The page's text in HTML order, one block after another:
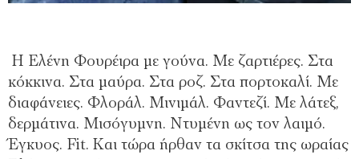
Η Ελένη Φουρέιρα με γούνα. Με ζαρτιέρες. Στα
κόκκινα. Στα μαύρα. Στα ροζ. Στα πορτοκαλί. Με
διαφάνειες. Φλοράλ. Μινιμάλ. Φαντεζί. Με λάτεξ,
δερμάτινα. Μισόγυμνη. Ντυμένη ως τον λαιμό.
Έγκυος. Fit. Και τώρα ήρθαν τα σκίτσα της ωραίας